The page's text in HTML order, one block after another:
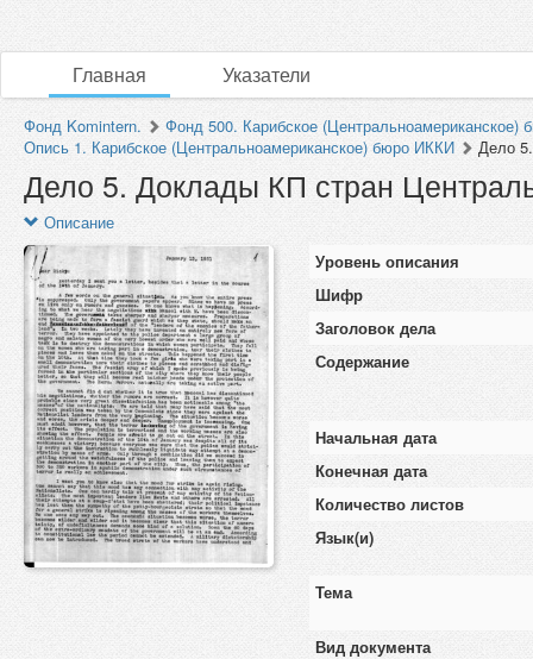
Главная Указатели
Фонд Komintern.
Фонд 500. Карибское (Центральноамериканское)
Опись 1. Карибское (Центральноамериканское) бюро ИККИ
Дело
Дело 5. Доклады КП стран
Описание
Уровень описания
Шифр
Заголовок дела
Содержание
Начальная дата
Конечная дата
Количество листов
Язык(и)
Тема
Вид документа